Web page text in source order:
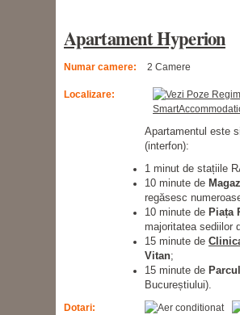
Apartament Hyperion
Numar camere: 2 Camere
Localizare:
Apartamentul este
(interfon):
1 minut de stațiile
10 minute de
regăsesc
10 minute de Piața
majoritatea sediilor
15 minute de
Vitan;
15 minute de
Bucureștiului).
Dotari: